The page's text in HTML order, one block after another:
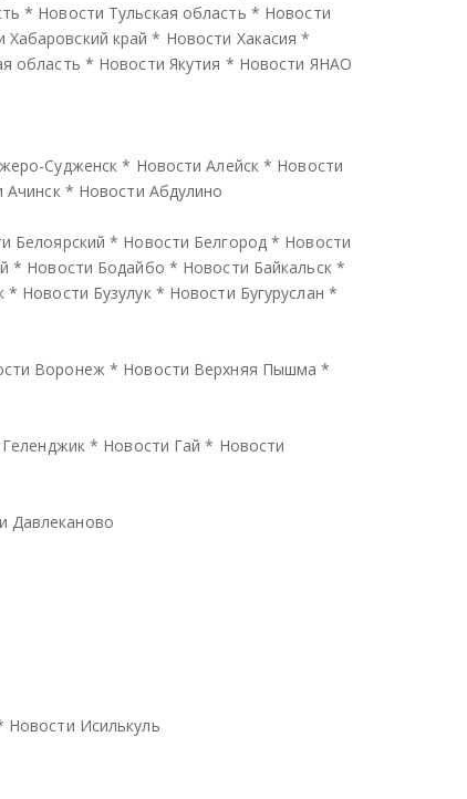
* Новости Тульская область * Новости
Хабаровский край * Новости Хакасия *
область * Новости Якутия * Новости ЯНАО
Судженск * Новости Алейск* Новости
Ачинск* Новости Абдулино
Белоярский * Новости Белгород* Новости
* Новости Бодайбо * Новости Байкальск*
* Новости Бузулук* Новости Бугуруслан *
Воронеж* Новости Верхняя Пышма *
* Новости Гай * Новости
Давлеканово
Новости Исилькуль